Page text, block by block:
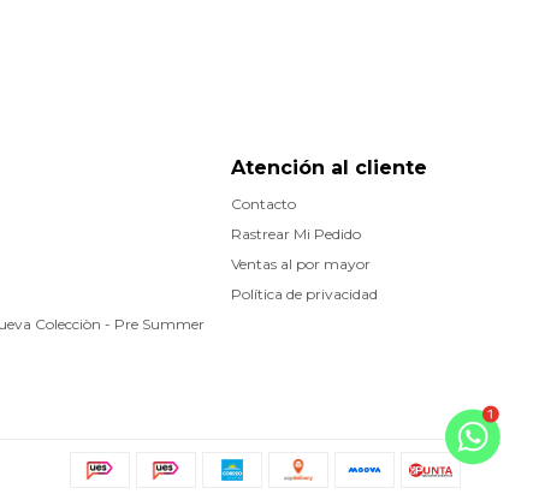
Atención al cliente
Contacto
Rastrear Mi Pedido
Ventas al por mayor
Política de privacidad
Colecciòn - Pre Summer